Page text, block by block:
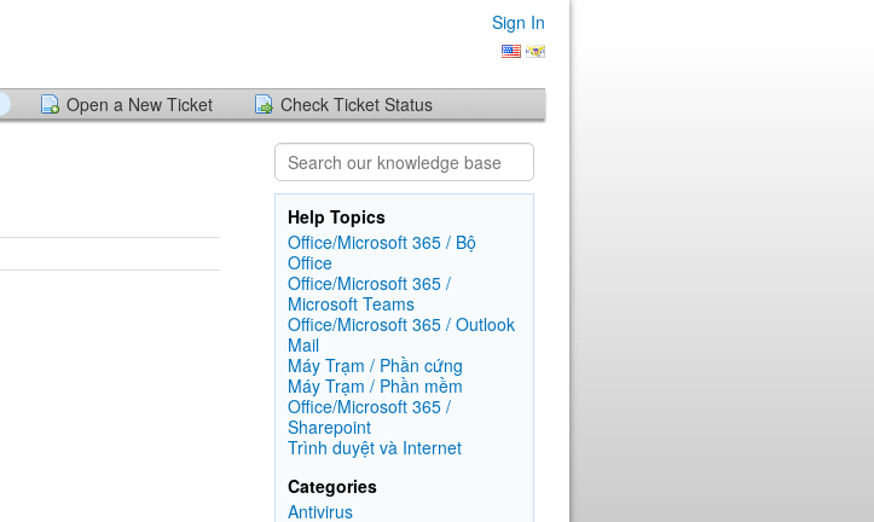
Sign In
Open a New Ticket Check Ticket Status
Help Topics
Office/Microsoft 365 / Bộ
Office
Office/Microsoft 365 /
Microsoft Teams
Office/Microsoft 365 / Outlook
Mail
Máy Trạm / Phần cứng
Máy Trạm / Phần mềm
Office/Microsoft 365 /
Sharepoint
Trình duyệt và Internet
Categories
Antivirus